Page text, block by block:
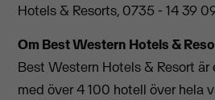
Hotels & Resorts, 0735 - 14 39
Om Best Western Hotels &
Best Western Hotels & Resort
med över 4 100 hotell över hela